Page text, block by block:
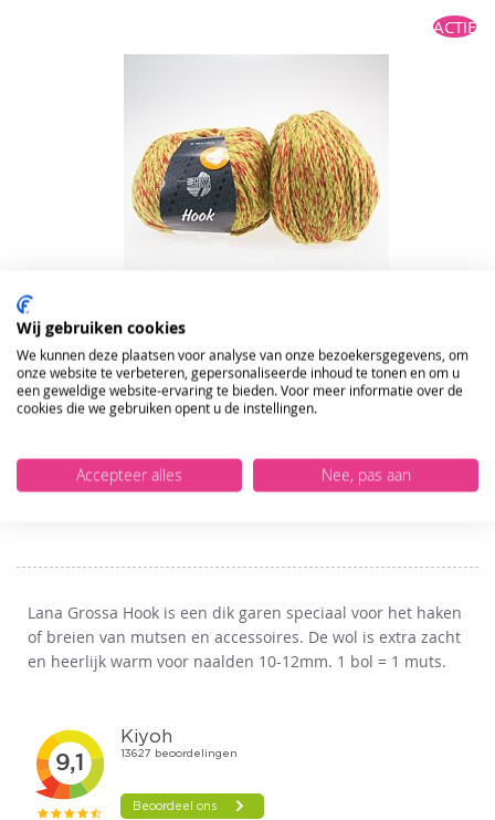
ACTIE
Lana Grossa Hook kl.7
€ 2,00€ 9,95
In Winkelmand
VOEG
TOE
VERLANGLIJST
Lana Grossa Hook is een dik garen speciaal voor het haken
of breien van mutsen en accessoires. De wol is extra zacht
en heerlijk warm voor naalden 10-12mm. 1 bol = 1 muts.
ONTVANG DE NIEUWSBRIEF EN KRIJG
BESTELLING!
Wij gebruiken cookies
We kunnen deze plaatsen voor analyse van onze bezoekersgegevens, om
onze website te verbeteren, gepersonaliseerde inhoud te tonen en om u
een geweldige website-ervaring te bieden. Voor meer informatie over de
cookies die we gebruiken opent u de instellingen.
Accepteer alles Nee, pas aan